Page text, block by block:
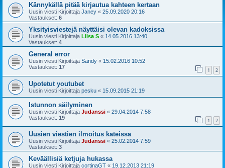
Kännykällä pitää kirjautua kahteen kertaan
Uusin viesti Kirjoittaja Janey « 25.09.2020 20:16
Vastaukset: 6
Yksityisviestejä näyttäisi olevan kadoksissa
Uusin viesti Kirjoittaja Liisa S « 14.05.2016 13:40
Vastaukset: 4
General error
Uusin viesti Kirjoittaja Sandy « 15.02.2016 10:52
Vastaukset: 17 1 2
Upotetut youtubet
Uusin viesti Kirjoittaja pesku « 15.09.2015 21:19
Istunnon säilyminen
Uusin viesti Kirjoittaja Judanssi « 29.04.2014 7:58
Vastaukset: 19 1 2
Uusien viestien ilmoitus kateissa
Uusin viesti Kirjoittaja Judanssi « 25.02.2014 7:59
Vastaukset: 3
Keväällisiä ketjuja hukassa
Uusin viesti Kirjoittaja cortinaGT « 19.12.2013 21:19